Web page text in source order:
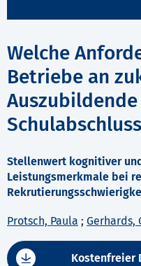
Welche
Betriebe an
Stellenwert kognitiver
Leistungsmerkmale bei
Protsch, Paula ; Gerhards,
Kostenfreier